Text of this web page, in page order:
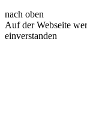
nach oben
Auf der Webseite
einverstanden